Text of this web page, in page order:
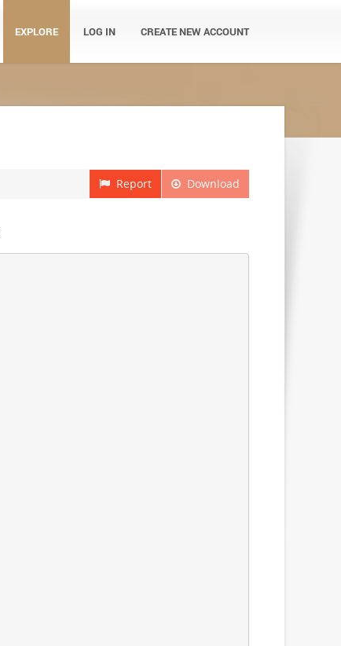
EXPLORE LOG IN CREATE NEW ACCOUNT
Download
Report